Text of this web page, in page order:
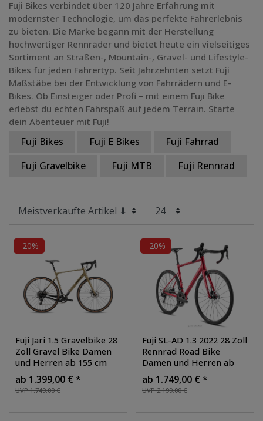
Grundfarbe
Preis
Radgröße
Fuji Bikes verbindet über 120 Jahre Erfahrung mit
modernster Technologie, um das perfekte Fahrerlebnis
zu bieten. Die Marke begann mit der Herstellung
hochwertiger Rennräder und bietet heute ein vielseitiges
Sortiment an Straßen-, Mountain-, Gravel- und Lifestyle-
Bikes für jeden Fahrertyp. Seit Jahrzehnten setzt Fuji
Maßstäbe bei der Entwicklung von Fahrrädern und E-
Bikes. Ob Einsteiger oder Profi – mit einem Fuji Bike
erlebst du echten Fahrspaß auf jedem Terrain. Starte
dein Abenteuer mit Fuji!
Fuji Bikes Fuji E Bikes
Fuji Fahrrad
Fuji Gravelbike
Fuji MTB Fuji Rennrad
-20%
Fuji Jari 1.5 Gravelbike 28
Zoll Gravel Bike Damen
und Herren ab 155 cm
Road Bike Graveler Bike
Cyclocross Fahrrad 20
Gang SRAM Apex
UVP 1.749,00 €
ab 1.399,00 € *
-20%
Fuji SL-AD 1.3 2022 28 Zoll
Rennrad Road Bike
Damen und Herren ab
175 cm 22 Gang
Straßenrennrad
Straßenrad
UVP 2.199,00 €
ab 1.749,00 € *